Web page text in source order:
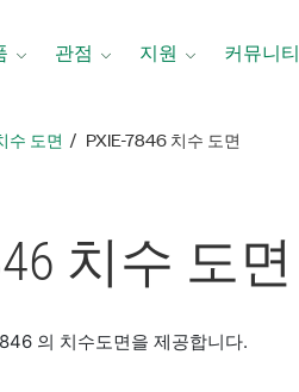
관점 지원 커뮤니티
수 도면 PXIE-7846 치수 도면
치수 도면
의 치수도면을 제공합니다.